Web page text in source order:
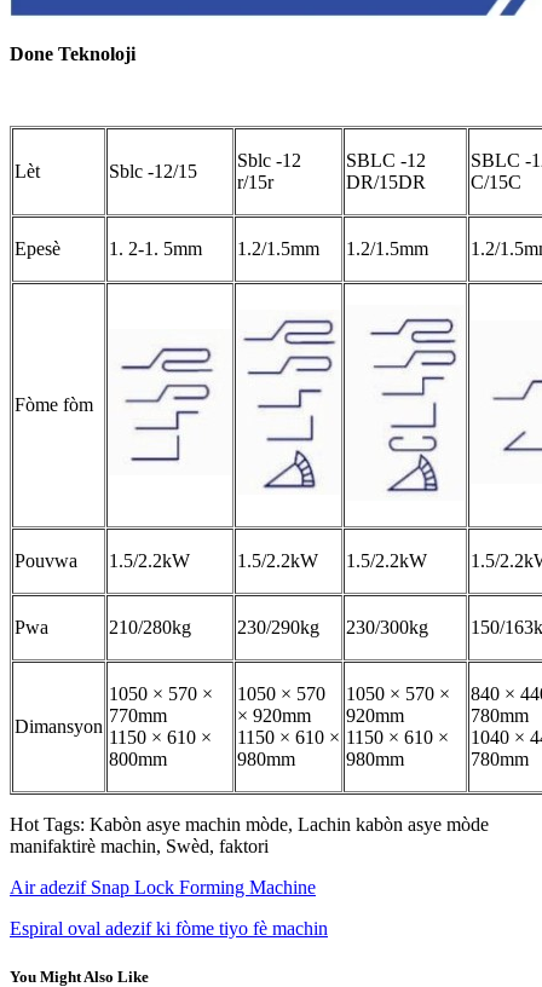
Done Teknoloji
Lèt Sblc -12/15
Sblc -12
r/15r
SBLC -12
DR/15DR
SBLC -
C/15C
Epesè 1. 2-1. 5mm 1.2/1.5mm 1.2/1.5mm 1.2/
Fòme fòm
Pouvwa 1.5/2.2kW 1.5/2.2kW 1.5/2.2kW 1.5/
Pwa 210/280kg 230/290kg 230/300kg 150/
Dimansyon
1050 × 570 ×
770mm
1150 × 610 ×
800mm
1050 × 570
× 920mm
1150 × 610 ×
980mm
1050 × 570 ×
920mm
1150 × 610 ×
980mm
840 ×
780mm
1040 ×
780mm
Hot Tags: Kabòn asye machin mòde, Lachin kabòn asye mòde
manifaktirè machin, Swèd, faktori
Air adezif Snap Lock Forming Machine
Espiral oval adezif ki fòme tiyo fè machin
You Might Also Like